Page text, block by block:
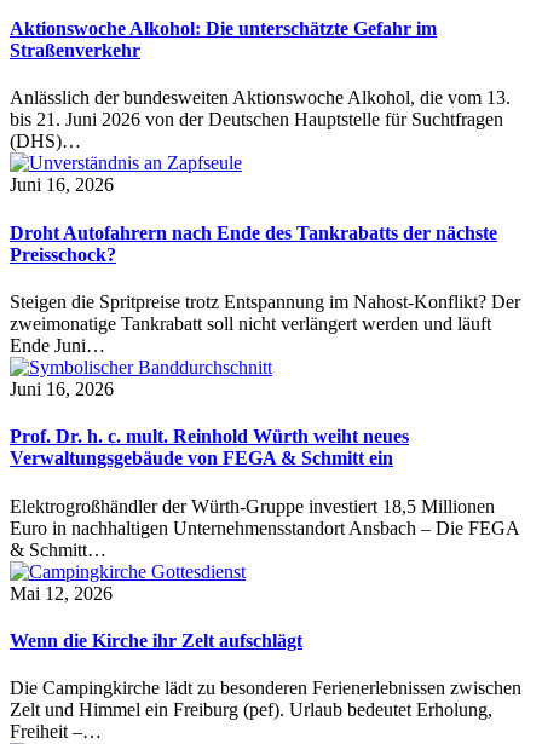
Aktionswoche Alkohol: Die unterschätzte Gefahr im
Straßenverkehr
Anlässlich der bundesweiten Aktionswoche Alkohol, die vom 13.
bis 21. Juni 2026 von der Deutschen Hauptstelle für Suchtfragen
(DHS)…
Juni 16, 2026
Droht Autofahrern nach Ende des Tankrabatts der nächste
Preisschock?
Steigen die Spritpreise trotz Entspannung im Nahost-Konflikt? Der
zweimonatige Tankrabatt soll nicht verlängert werden und läuft
Ende Juni…
Juni 16, 2026
Prof. Dr. h. c. mult. Reinhold Würth weiht neues
Verwaltungsgebäude von FEGA & Schmitt ein
Elektrogroßhändler der Würth-Gruppe investiert 18,5 Millionen
Euro in nachhaltigen Unternehmensstandort Ansbach – Die FEGA
& Schmitt…
Mai 12, 2026
Wenn die Kirche ihr Zelt aufschlägt
Die Campingkirche lädt zu besonderen Ferienerlebnissen zwischen
Zelt und Himmel ein Freiburg (pef). Urlaub bedeutet Erholung,
Freiheit –…